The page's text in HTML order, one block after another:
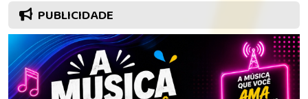
PUBLICIDADE